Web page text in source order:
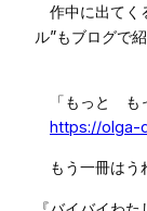
作中に出てく
ル”もブログで
「もっと も
https://olga-
もう一冊はう